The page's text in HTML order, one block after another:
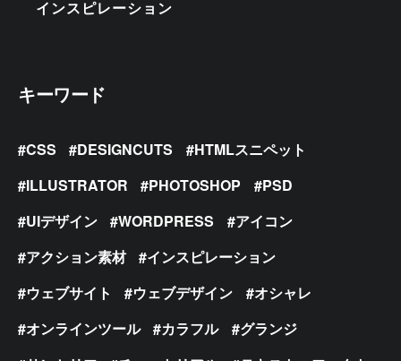
インスピレーション
キーワード
CSS DESIGNCUTS
HTMLスニペット
ILLUSTRATOR
PHOTOSHOP
PSD
UIデザイン
WORDPRESS
アイコン
アクション素材
インスピレーション
ウェブサイト
ウェブデザイン
オシャレ
オンラインツール
カラフル
グランジ